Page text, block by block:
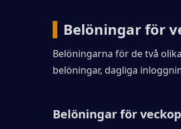
Belöningar för
Belöningarna för de två
belöningar, dagliga
Belöningar för